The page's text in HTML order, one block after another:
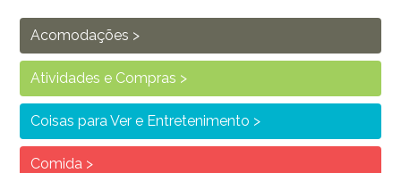
Acomodações
Atividades e Compras
Coisas para Ver e Entretenimento
Comida